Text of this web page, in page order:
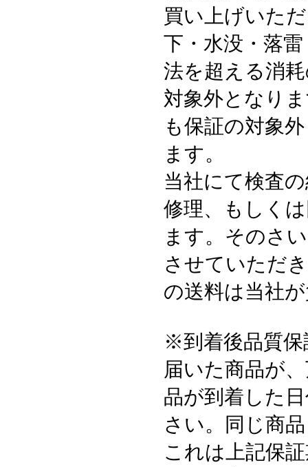
買い上げいた
下・水没・落
法を超える消
対象外となり
も保証の対象
ます。
当社にて検査
修理、もしく
ます。そのさ
させていただ
の送料は当社
※到着後品質
届いた商品が
品が到着した
さい。同じ商
これは上記保